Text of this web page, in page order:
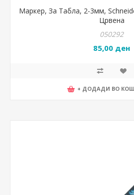
Маркер, За Табла, 2-3мм,
Црвена
050292
85,00 ден
+ ДОДАДИ ВО